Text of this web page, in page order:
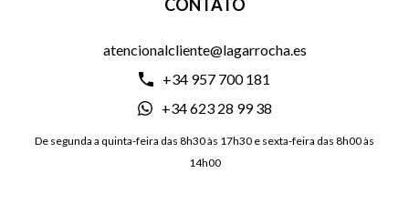
CONTATO
atencionalcliente@lagarrocha.es
+34 957 700 181
+34 623 28 99 38
De segunda a quinta-feira das 8h30 às 17h30 e sexta-feira das 8h00 às
14h00